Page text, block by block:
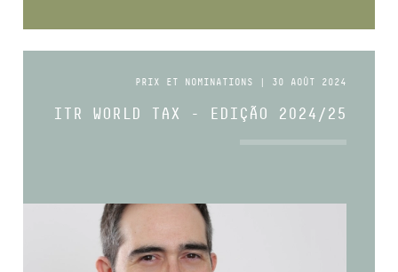
PRIX ET NOMINATIONS | 30 AOÛT 2024
ITR WORLD TAX - EDIÇÃO 2024/25